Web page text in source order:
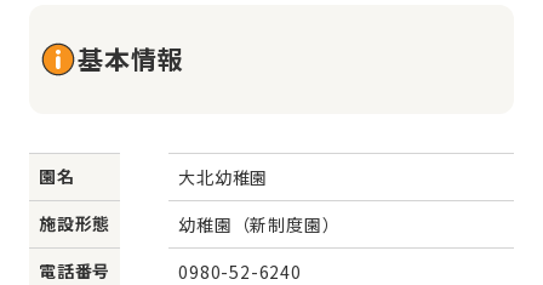
基本情報
園名
大北幼稚園
施設形態
幼稚園（新制度園）
電話番号
0980-52-6240